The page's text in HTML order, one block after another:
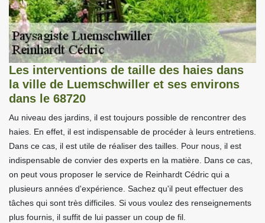
Les interventions de taille des haies dans
la ville de Luemschwiller et ses environs
dans le 68720
Au niveau des jardins, il est toujours possible de rencontrer des
haies. En effet, il est indispensable de procéder à leurs entretiens.
Dans ce cas, il est utile de réaliser des tailles. Pour nous, il est
indispensable de convier des experts en la matière. Dans ce cas,
on peut vous proposer le service de Reinhardt Cédric qui a
plusieurs années d'expérience. Sachez qu'il peut effectuer des
tâches qui sont très difficiles. Si vous voulez des renseignements
plus fournis, il suffit de lui passer un coup de fil.